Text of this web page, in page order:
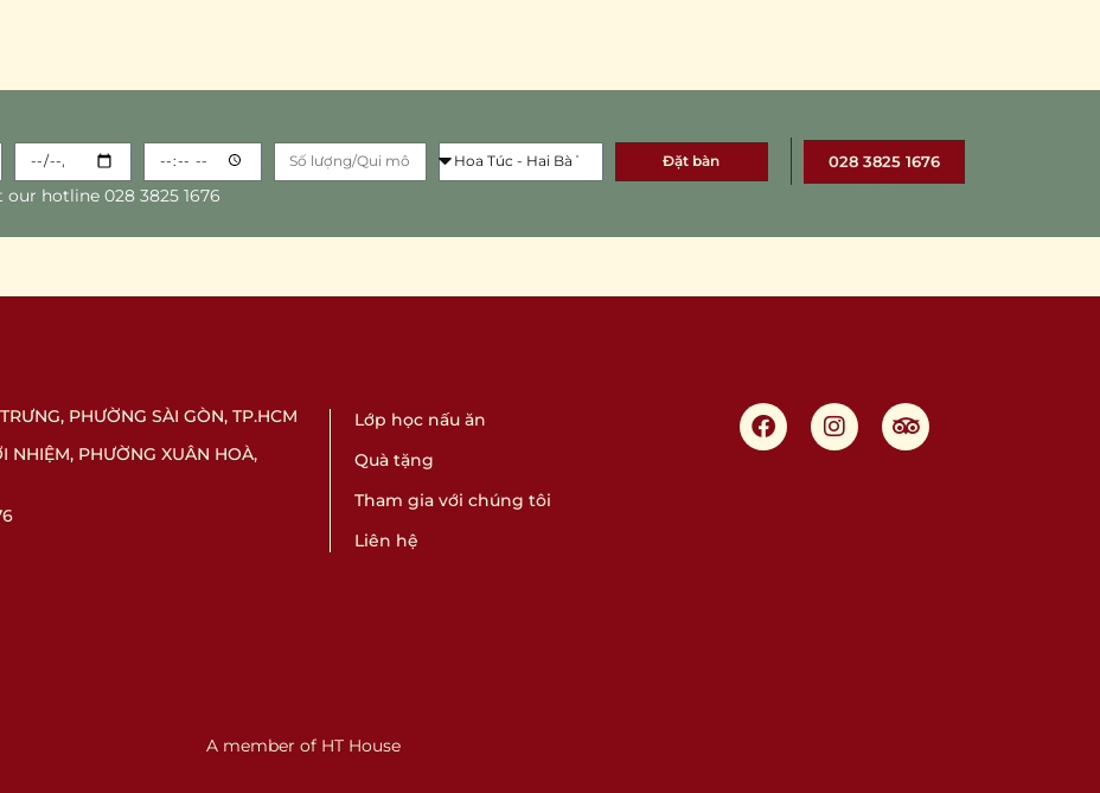
Đặt bàn 028 3825 1676
hotline 028 3825 1676
PHƯỜNG SÀI GÒN, TP.HCM
NHIỆM, PHƯỜNG XUÂN HOÀ,
Lớp học nấu ăn
Quà tặng
Tham gia với chúng tôi
Liên hệ
A member of HT House